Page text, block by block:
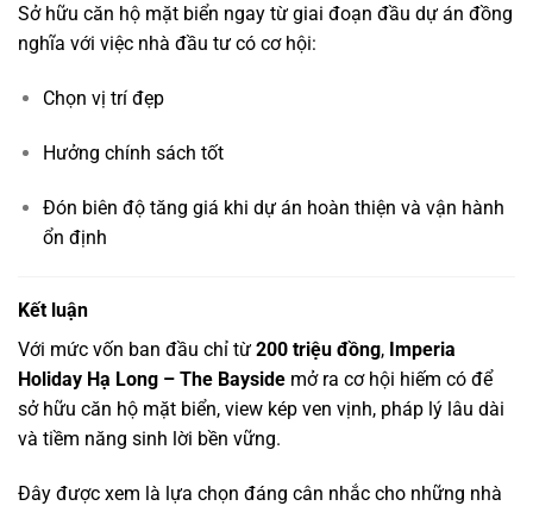
Sở hữu căn hộ mặt biển ngay từ giai đoạn đầu dự án đồng
nghĩa với việc nhà đầu tư có cơ hội:
Chọn vị trí đẹp
Hưởng chính sách tốt
Đón biên độ tăng giá khi dự án hoàn thiện và vận hành
ổn định
Kết luận
Với mức vốn ban đầu chỉ từ 200 triệu đồng, Imperia
Holiday Hạ Long – The Bayside mở ra cơ hội hiếm có để
sở hữu căn hộ mặt biển, view kép ven vịnh, pháp lý lâu dài
và tiềm năng sinh lời bền vững.
Đây được xem là lựa chọn đáng cân nhắc cho những nhà